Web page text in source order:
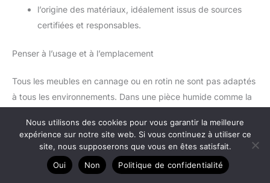
l’origine des matériaux, idéalement issus de sources
certifiées et responsables.
Penser à l’usage et à l’emplacement
Tous les meubles en cannage ou en rotin ne sont pas adaptés
à tous les environnements. Dans une pièce humide comme la
alternatives synthétiques imitant le rotin. En revanche, pour un
salon ou une chambre bien ventilés, le rotin naturel et le
cannage se comportent très bien dans le temps, à condition
de respecter quelques règles d’entretien.
Nous utilisons des cookies pour vous garantir la meilleure
expérience sur notre site web. Si vous continuez à utiliser ce
site, nous supposerons que vous en êtes satisfait.
Oui
Non Politique de confidentialité